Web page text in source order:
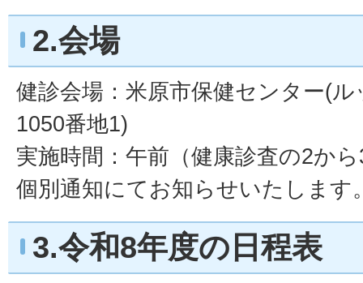
2.会場
健診会場：米原市保健センター(
1050番地1)
実施時間：午前（健康診査の2か
個別通知にてお知らせいたします
3.令和8年度の日程表